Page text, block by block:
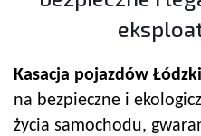
Kasacja pojazdów
na bezpieczne i
życia samochodu,